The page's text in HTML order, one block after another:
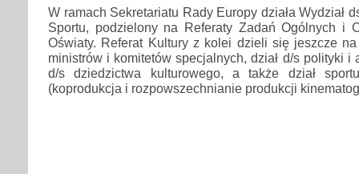
W ramach Sekretariatu Rady Europy działa Wydział
Sportu, podzielony na Referaty Zadań Ogólnych i
Oświaty. Referat Kultury z kolei dzieli się jeszcze
ministrów i komitetów specjalnych, dział d/s polityki i
d/s dziedzictwa kulturowego, a także dział
(koprodukcja i rozpowszechnianie produkcji